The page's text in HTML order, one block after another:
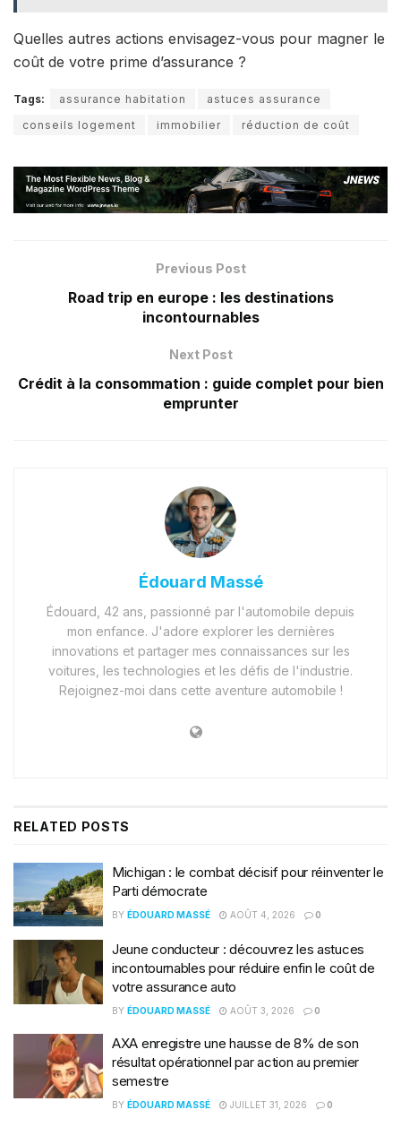
Quelles autres actions envisagez-vous pour magner le
coût de votre prime d’assurance ?
Tags: assurance habitation
astuces assurance
conseils logement
immobilier réduction de coût
Previous Post
Road trip en europe : les destinations
incontournables
Next Post
Crédit à la consommation : guide complet pour bien
emprunter
Édouard Massé
Édouard, 42 ans, passionné par l'automobile depuis
mon enfance. J'adore explorer les dernières
innovations et partager mes connaissances sur les
voitures, les technologies et les défis de l'industrie.
Rejoignez-moi dans cette aventure automobile !
RELATED POSTS
Michigan : le combat décisif pour réinventer le
Parti démocrate
BY ÉDOUARD MASSÉ AOÛT 4, 2026 0
Jeune conducteur : découvrez les astuces
incontournables pour réduire enfin le coût de
votre assurance auto
BY ÉDOUARD MASSÉ AOÛT 3, 2026 0
AXA enregistre une hausse de 8% de son
résultat opérationnel par action au premier
semestre
BY ÉDOUARD MASSÉ JUILLET 31, 2026 0